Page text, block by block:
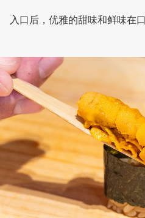
入口后，优雅的甜味和鲜味在